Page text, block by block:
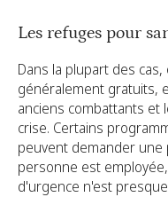
Les refuges pour
Dans la plupart des
généralement gratuits,
anciens combattants et
crise. Certains
peuvent demander
personne est
d'urgence n'est